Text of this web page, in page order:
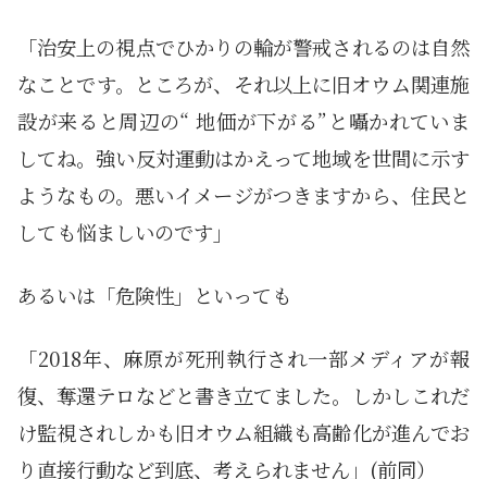
「治安上の視点でひかりの輪が警戒されるのは自然
なことです。ところが、それ以上に旧オウム関連施
設が来ると周辺の“ 地価が下がる”と囁かれていま
してね。強い反対運動はかえって地域を世間に示す
ようなもの。悪いイメージがつきますから、住民と
しても悩ましいのです」
あるいは「危険性」といっても
「2018年、麻原が死刑執行され一部メディアが報
復、奪還テロなどと書き立てました。しかしこれだ
け監視されしかも旧オウム組織も高齢化が進んでお
り直接行動など到底、考えられません」(前同）